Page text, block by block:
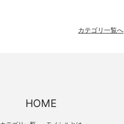
カテゴリ一覧へ
HOME